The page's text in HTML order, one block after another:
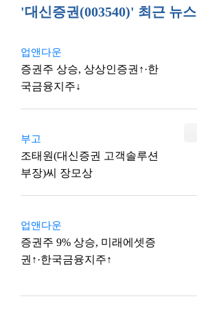
'대신증권(003540)' 최근 뉴스
업앤다운
증권주 상승, 상상인증권↑·한
국금융지주↓
부고
조태원(대신증권 고객솔루션
부장)씨 장모상
업앤다운
증권주 9% 상승, 미래에셋증
권↑·한국금융지주↑